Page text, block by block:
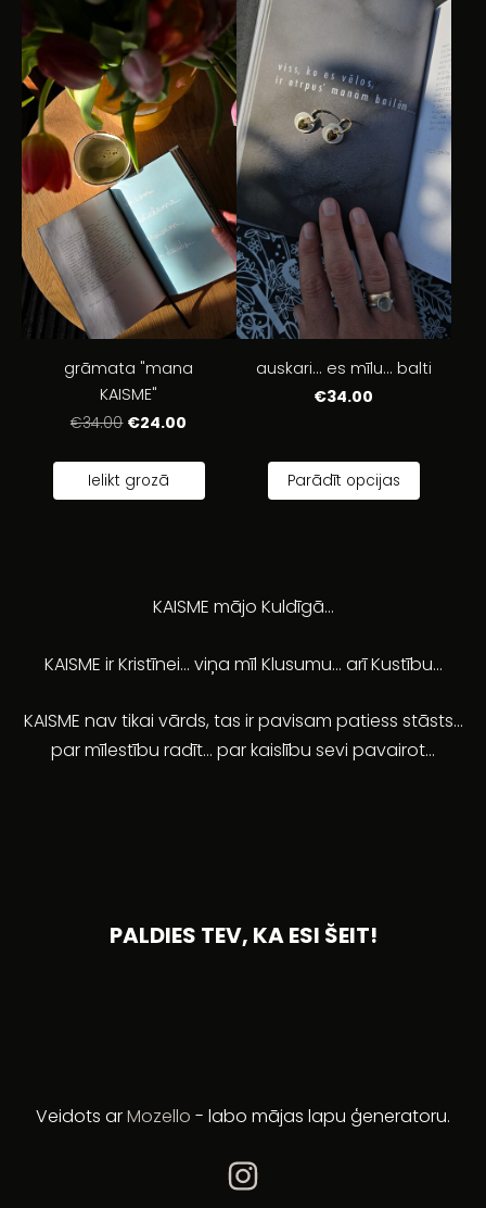
grāmata "mana
KAISME"
€34.00 €24.00
Ielikt grozā
auskari... es mīlu... balti
€34.00
Parādīt opcijas
KAISME mājo Kuldīgā...
KAISME ir Kristīnei... viņa mīl Klusumu... arī Kustību...
KAISME nav tikai vārds, tas ir pavisam patiess stāsts...
par mīlestību radīt... par kaislību sevi pavairot...
PALDIES TEV, KA ESI ŠEIT!
Veidots arMozello - labo mājas lapu ģeneratoru.